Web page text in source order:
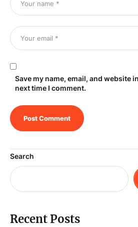
Save my name, email, and website
next time I comment.
Search
Recent Posts